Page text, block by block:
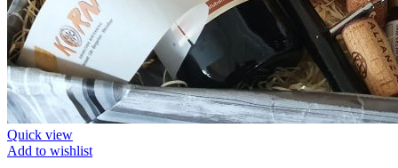
Quick view
Add to wishlist